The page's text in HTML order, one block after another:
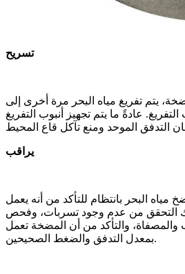
تسريح
يتم تفريغ مياه البحر مرة أخرى إلى
عادةً ما يتم تجهيز أنبوب التفريغ
يراقب
مياه البحر بانتظام للتأكد من أنه يعمل
التحقق من عدم وجود تسربات، وفحص
والتأكد من أن المضخة تعمل
بمعدل التدفق والضغط الصحيحين.